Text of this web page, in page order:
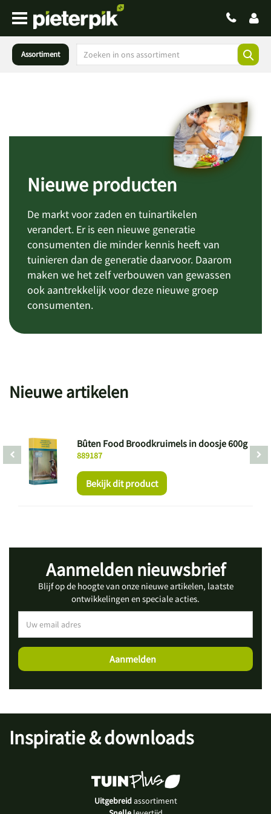
Assortiment
Nieuwe producten
De markt voor zaden en tuinartikelen
verandert. Er is een nieuwe generatie
consumenten die minder kennis heeft van
tuinieren dan de generatie daarvoor. Daarom
maken we het zelf verbouwen van gewassen
ook aantrekkelijk voor deze nieuwe groep
consumenten.
Nieuwe artikelen
889187
Bûten Food Broodkruimels in doosje 600g
Bekijk dit product
Aanmelden nieuwsbrief
Blijf op de hoogte van onze nieuwe artikelen, laatste
ontwikkelingen en speciale acties.
Inspiratie & downloads
Uitgebreidassortiment